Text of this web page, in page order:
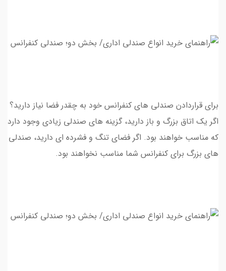
براي قراردادن صندلي هاي كنفرانس خود به چقدر فضا نياز داريد؟
اگر یک اتاق بزرگ و باز دارید، گزینه های صندلی زیادی وجود دارد
که مناسب خواهند بود. اگر فضای تنگ و فشرده ای دارید، صندلی
های بزرگ براي کنفرانس شما مناسب نخواهند بود.